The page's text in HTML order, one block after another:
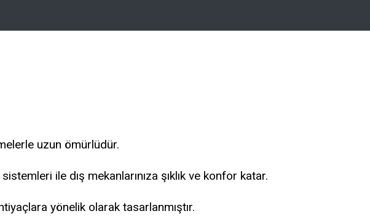
uzun ömürlüdür.
ile dış mekanlarınıza şıklık ve konfor katar.
yönelik olarak tasarlanmıştır.